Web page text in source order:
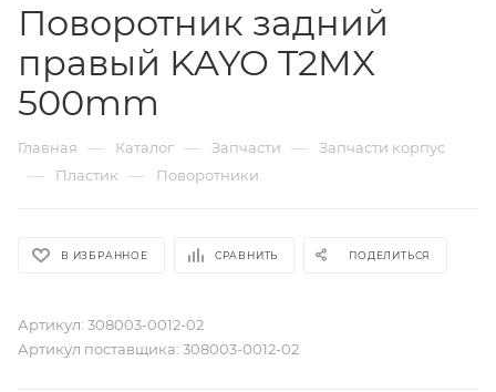
Поворотник задний
правый KAYO T2MX
500mm
Главная — Каталог — Запчасти — Запчасти корпус
— Пластик — Поворотники
В ИЗБРАННОЕ СРАВНИТЬ ПОДЕЛИТЬСЯ
Артикул: 308003-0012-02
Артикул поставщика: 308003-0012-02